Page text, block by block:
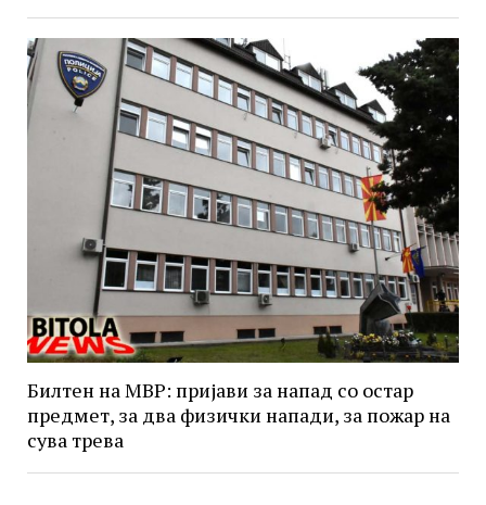
Билтен на МВР: пријави за напад со остар
предмет, за два физички напади, за пожар на
сува трева